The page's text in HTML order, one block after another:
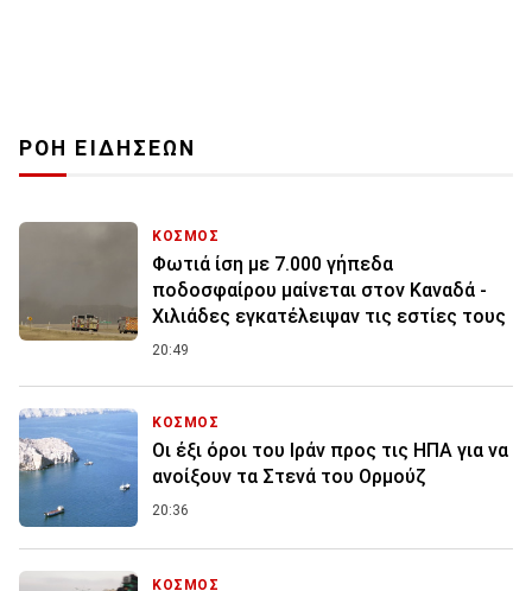
ΡΟΗ ΕΙΔΗΣΕΩΝ
ΚΟΣΜΟΣ
Φωτιά ίση με 7.000 γήπεδα
ποδοσφαίρου μαίνεται στον Καναδά -
Χιλιάδες εγκατέλειψαν τις εστίες τους
20:49
ΚΟΣΜΟΣ
Οι έξι όροι του Ιράν προς τις ΗΠΑ για να
ανοίξουν τα Στενά του Ορμούζ
20:36
ΚΟΣΜΟΣ